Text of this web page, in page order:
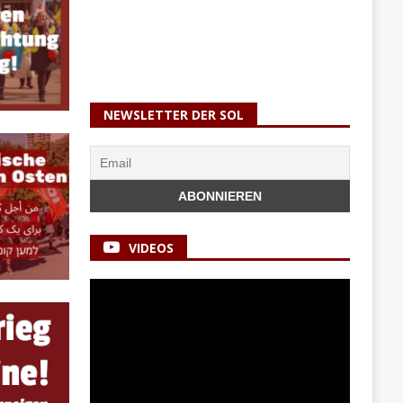
NEWSLETTER DER SOL
VIDEOS